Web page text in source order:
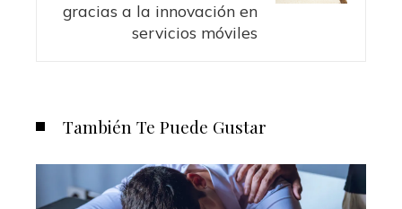
gracias a la innovación en
servicios móviles
También Te Puede Gustar